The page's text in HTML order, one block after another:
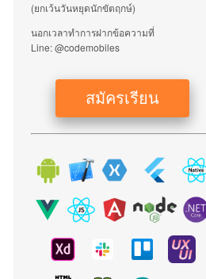
(ยกเว้นวันหยุดนักขัตฤกษ์)
นอกเวลาทำการฝากข้อความที่
Line: @codemobiles
สมัครเรียน